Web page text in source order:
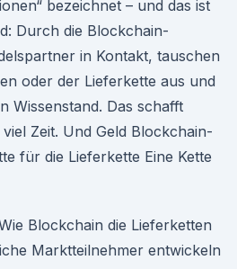
bezeichnet – und das ist
Durch die Blockchain-
in Kontakt, tauschen
oder der Lieferkette aus und
Wissenstand. Das schafft
Zeit. Und Geld Blockchain-
für die Lieferkette Eine Kette
Blockchain die Lieferketten
Markt­teil­neh­mer entwickeln